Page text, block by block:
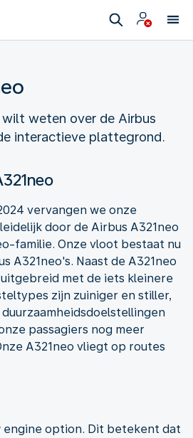
weten over de Airbus
interactieve plattegrond.
vervangen we onze
door de Airbus A321neo
familie. Onze vloot bestaat nu
A321neo's. Naast de A321neo
met de iets kleinere
zijn zuiniger en stiller,
passagiers nog meer
A321neo vliegt op routes
engine option. Dit betekent dat